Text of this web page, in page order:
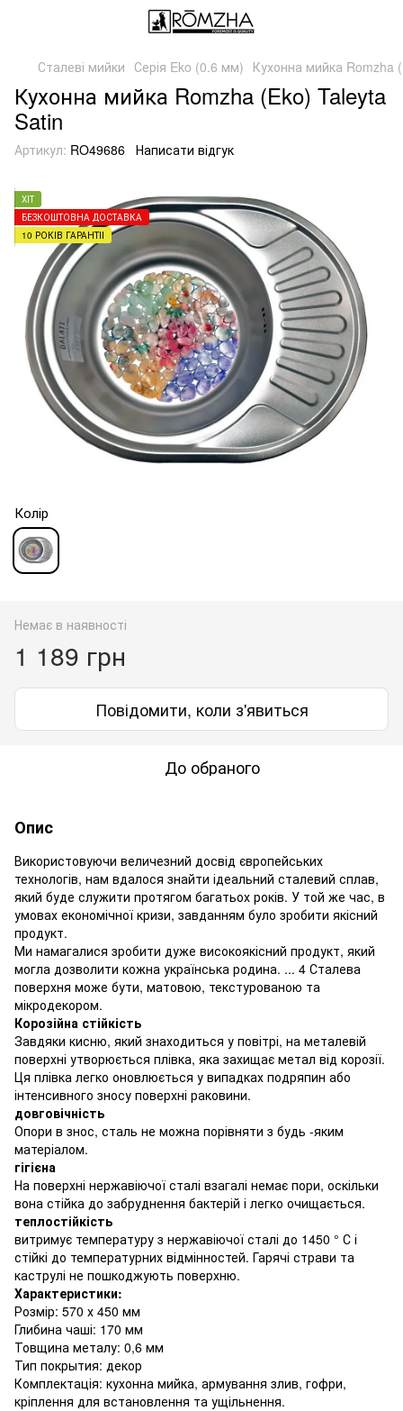
Сталеві мийки Серія Eko (0.6 мм) Кухонна мийка Romzha
Кухонна мийка Romzha (Eko) Taleyta
Satin
Артикул: RO49686 Написати відгук
ХІТ
БЕЗКОШТОВНА ДОСТАВКА
10 РОКІВ ГАРАНТІЇ
Колір
Немає в наявності
1 189 грн
Повідомити, коли з'явиться
До обраного
Опис
Використовуючи величезний досвід європейських
технологів, нам вдалося знайти ідеальний сталевий сплав,
який буде служити протягом багатьох років. У той же час, в
умовах економічної кризи, завданням було зробити якісний
продукт.
Ми намагалися зробити дуже високоякісний продукт, який
могла дозволити кожна українська родина. ... 4 Сталева
поверхня може бути, матовою, текстурованою та
мікродекором.
Корозійна стійкість
Завдяки кисню, який знаходиться у повітрі, на металевій
поверхні утворюється плівка, яка захищає метал від корозії.
Ця плівка легко оновлюється у випадках подряпин або
інтенсивного зносу поверхні раковини.
довговічність
Опори в знос, сталь не можна порівняти з будь -яким
матеріалом.
гігієна
На поверхні нержавіючої сталі взагалі немає пори, оскільки
вона стійка до забруднення бактерій і легко очищається.
теплостійкість
витримує температуру з нержавіючої сталі до 1450 ° С і
стійкі до температурних відмінностей. Гарячі страви та
каструлі не пошкоджують поверхню.
Характеристики:
Розмір: 570 х 450 мм
Глибина чаші: 170 мм
Товщина металу: 0,6 мм
Тип покрытия: декор
Комплектація: кухонна мийка, армування злив, гофри,
кріплення для встановлення та ущільнення.